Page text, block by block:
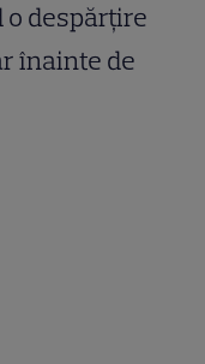
despărțire
înainte de